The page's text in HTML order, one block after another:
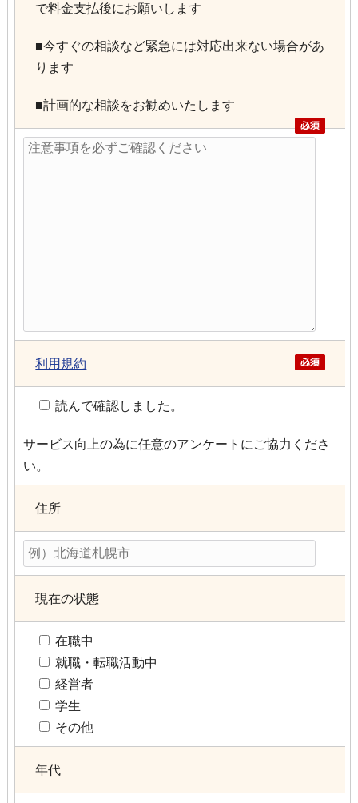
で料金支払後にお願いします
■今すぐの相談など緊急には対応出来ない場合があ
ります
■計画的な相談をお勧めいたします
利用規約
読んで確認しました。
サービス向上の為に任意のアンケートにご協力くださ
い。
住所
現在の状態
在職中
就職・転職活動中
経営者
学生
その他
年代